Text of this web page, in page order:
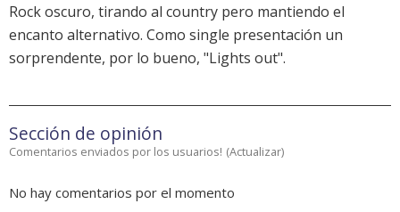
Rock oscuro, tirando al country pero mantiendo el
encanto alternativo. Como single presentación un
sorprendente, por lo bueno, "Lights out".
Sección de opinión
Comentarios enviados por los usuarios! (Actualizar)
No hay comentarios por el momento